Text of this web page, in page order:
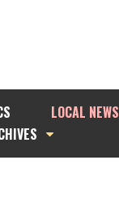
LOCAL NEWS